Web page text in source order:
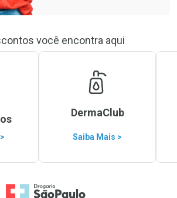
você encontra aqui
DermaClub
Saiba Mais >
Ir para a Home